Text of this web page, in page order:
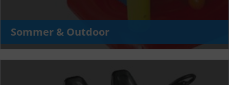
Sommer & Outdoor